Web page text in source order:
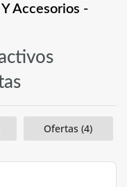
Accesorios -
Ofertas (4)